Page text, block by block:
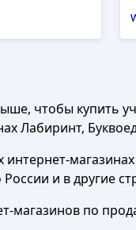
чтобы купить
Лабиринт,
и в другие
магазинов по